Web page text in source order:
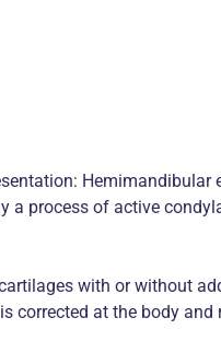
Hemimandibular
a process of active
with or without
corrected at the body